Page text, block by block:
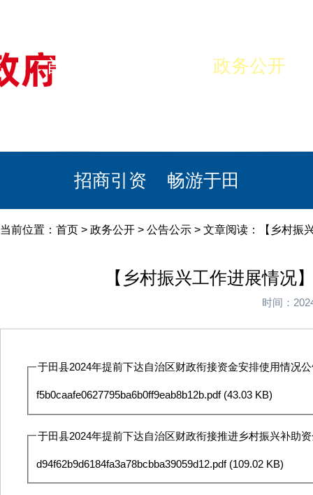
首页 政务公开
招商引资 畅游于田
当前位置： 首页 > 政务公开 > 公告公示 > 文章阅读：【乡村振
【乡村振兴工作进展情况
时间：
于田县2024年提前下达自治区财政衔接资金安排使用情况
f5b0caafe0627795ba6b0ff9eab8b12b.pdf(43.03 KB)
于田县2024年提前下达自治区财政衔接推进乡村振兴补助
d94f62b9d6184fa3a78bcbba39059d12.pdf(109.02 KB)